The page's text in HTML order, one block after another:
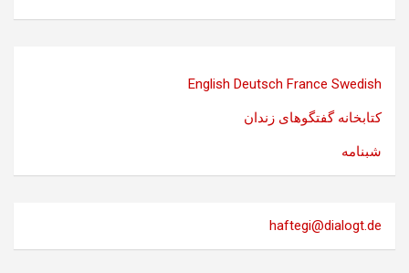
English Deutsch France Swedish
کتابخانه گفتگوهای زندان
شبنامه
haftegi@dialogt.de